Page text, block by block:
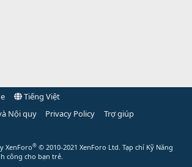
Tiếng Việt
Nội quy Privacy Policy
Trợ giúp
XenForo® © 2010-2021 XenForo Ltd. Tạp chí Kỹ Năng
công cho bạn trẻ.